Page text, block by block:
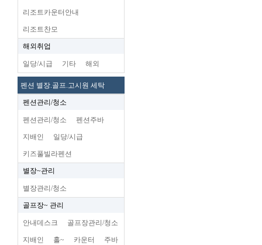
리조트카운터안내
리조트찬모
해외취업
일당/시급 기타 해외
펜션 별장.골프.고시원 세탁
펜션관리/청소
펜션관리/청소 펜션주바
지배인 일당/시급
키즈풀빌라펜션
별장~관리
별장관리/청소
골프장~ 관리
안내데스크 골프장관리/청소
지배인 홀~ 카운터 주바